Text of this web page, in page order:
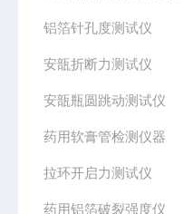
铝箔针孔度测试仪
安瓿折断力测试仪
安瓿瓶圆跳动测试仪
药用软膏管检测仪器
拉环开启力测试仪
药用铝箔破裂强度仪